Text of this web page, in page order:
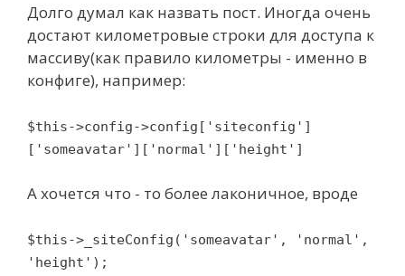
Долго думал как назвать пост. Иногда очень
достают километровые строки для доступа к
массиву(как правило километры - именно в
конфиге), например:
$this->config->config['siteconfig']
['someavatar']['normal']['height']
А хочется что - то более лаконичное, вроде
$this->_siteConfig('someavatar', 'normal',
'height');